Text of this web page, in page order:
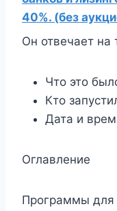
40%. (без
Он отвечает на
Что это
Кто
Дата и
Оглавление
Программы для